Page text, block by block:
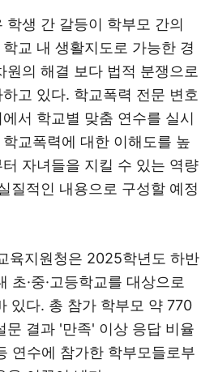
학생 간 갈등이 학부모 간의
교 내 생활지도로 가능한 경
원의 해결 보다 법적 분쟁으로
고 있다. 학교폭력 전문 변호
서 학교별 맞춤 연수를 실시
교폭력에 대한 이해도를 높
자녀들을 지킬 수 있는 역량
질적인 내용으로 구성할 예정
육지원청은 2025학년도 하반
초·중·고등학교를 대상으로
있다. 총 참가 학부모 약 770
문 결과 '만족' 이상 응답 비율
연수에 참가한 학부모들로부